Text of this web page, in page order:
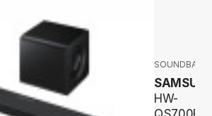
SOUNDBARY
HW-